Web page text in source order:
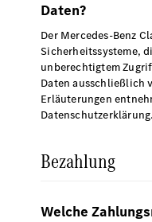
Daten?
Der Mercedes-Benz
Sicherheitssysteme,
unberechtigtem
Daten ausschließlich
Erläuterungen
Datenschutzerklärung.
Bezahlung
Welche